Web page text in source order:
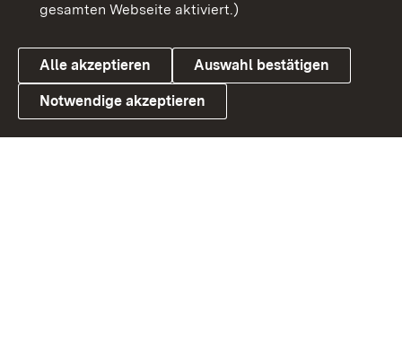
Link zum Landesportal
Datenschutz
Cookies
gesamten Webseite aktiviert.)
Alle akzeptieren Auswahl bestätigen
Notwendige akzeptieren